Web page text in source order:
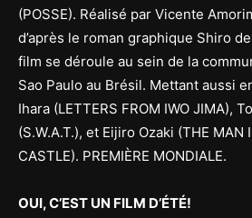
(POSSE). Réalisé par Vicente
d’après le roman graphique Shiro
film se déroule au sein de la
Sao Paulo au Brésil. Mettant aussi
Ihara (LETTERS FROM IWO JIMA),
(S.W.A.T.), et Eijiro Ozaki (THE MAN
CASTLE). PREMIÈRE MONDIALE.
OUI, C’EST UN FILM D’ÉTÉ!